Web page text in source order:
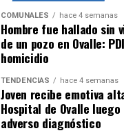
COMUNALES hace 4 semanas
Hombre fue hallado sin
de un pozo en Ovalle:
homicidio
TENDENCIAS hace 4 semanas
Joven recibe emotiva
Hospital de Ovalle
adverso diagnóstico